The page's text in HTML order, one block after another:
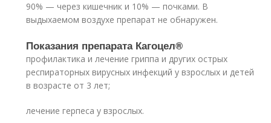
90% — через кишечник и 10% — почками. В
выдыхаемом воздухе препарат не обнаружен.
Показания препарата Кагоцел®
профилактика и лечение гриппа и других острых
респираторных вирусных инфекций у взрослых и детей
в возрасте от 3 лет;
лечение герпеса у взрослых.